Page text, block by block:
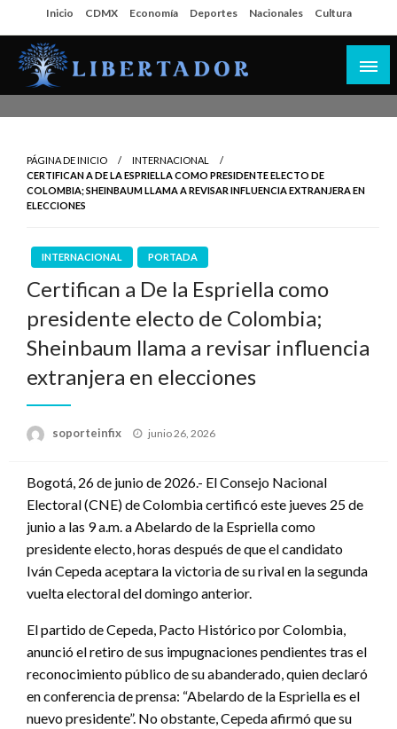
al
contenido
Inicio CDMX Economía Deportes Nacionales Cultura
PÁGINA DE INICIO
INTERNACIONAL
CERTIFICAN A DE LA ESPRIELLA COMO PRESIDENTE ELECTO DE
COLOMBIA; SHEINBAUM LLAMA A REVISAR INFLUENCIA EXTRANJERA EN
ELECCIONES
INTERNACIONAL PORTADA
Certifican a De la Espriella como
presidente electo de Colombia;
Sheinbaum llama a revisar influencia
extranjera en elecciones
soporteinfix
Publicado
junio 26, 2026
Bogotá, 26 de junio de 2026.- El Consejo Nacional
Electoral (CNE) de Colombia certificó este jueves 25 de
junio a las 9 a.m. a Abelardo de la Espriella como
presidente electo, horas después de que el candidato
Iván Cepeda aceptara la victoria de su rival en la segunda
vuelta electoral del domingo anterior.
El partido de Cepeda, Pacto Histórico por Colombia,
anunció el retiro de sus impugnaciones pendientes tras el
reconocimiento público de su abanderado, quien declaró
en conferencia de prensa: “Abelardo de la Espriella es el
nuevo presidente”. No obstante, Cepeda afirmó que su